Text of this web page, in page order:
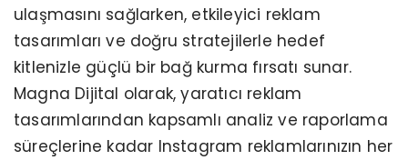
ulaşmasını sağlarken, etkileyici reklam
tasarımları ve doğru stratejilerle hedef
kitlenizle güçlü bir bağ kurma fırsatı sunar.
Magna Dijital olarak, yaratıcı reklam
tasarımlarından kapsamlı analiz ve raporlama
süreçlerine kadar Instagram reklamlarınızın her